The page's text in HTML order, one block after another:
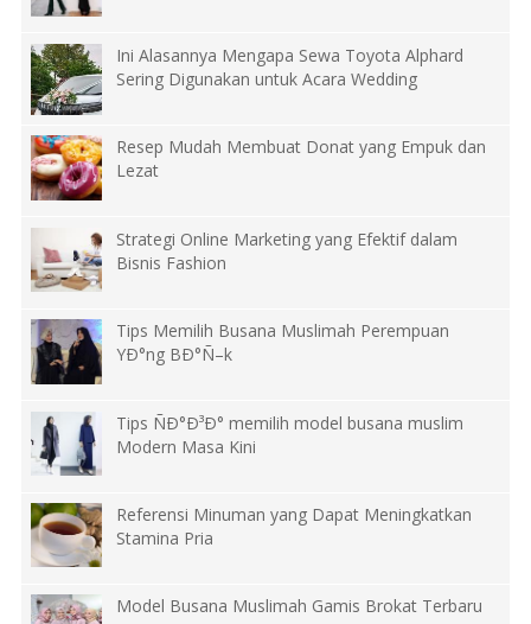
Ini Alasannya Mengapa Sewa Toyota Alphard
Sering Digunakan untuk Acara Wedding
Resep Mudah Membuat Donat yang Empuk dan
Lezat
Strategi Online Marketing yang Efektif dalam
Bisnis Fashion
Tips Memilih Busana Muslimah Perempuan
YÐ°ng BÐ°Ñ–k
Tips ÑÐ°Ð³Ð° memilih model busana muslim
Modern Masa Kini
Referensi Minuman yang Dapat Meningkatkan
Stamina Pria
Model Busana Muslimah Gamis Brokat Terbaru